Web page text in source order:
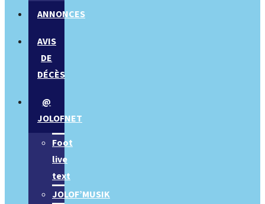
ANNONCES
AVIS
DE
DÉCÈS
@
JOLOFNET
Foot
live
text
JOLOF’MUSIK